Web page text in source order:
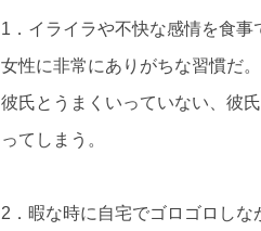
1．イライラや不快な感情を食事
女性に非常にありがちな習慣だ。
彼氏とうまくいっていない、彼
ってしまう。
2．暇な時に自宅でゴロゴロしな